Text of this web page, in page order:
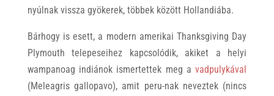
nyúlnak vissza gyökerek, többek között Hollandiába.
Bárhogy is esett, a modern amerikai Thanksgiving Day
Plymouth telepeseihez kapcsolódik, akiket a helyi
wampanoag indiánok ismertettek meg avadpulykával
(Meleagris gallopavo), amit peru-nak neveztek (nincs